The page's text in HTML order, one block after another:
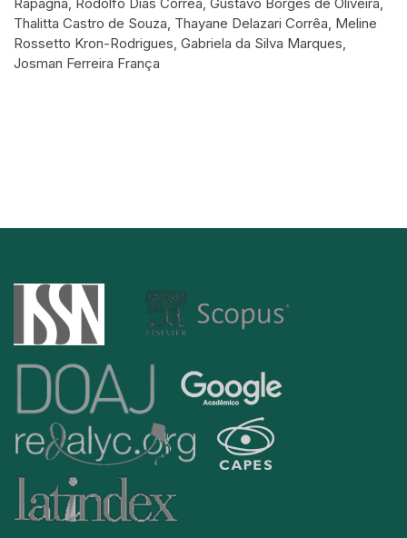
Thalitta Castro de Souza, Thayane Delazari Corrêa, Meline
Rossetto Kron-Rodrigues, Gabriela da Silva Marques,
Josman Ferreira França